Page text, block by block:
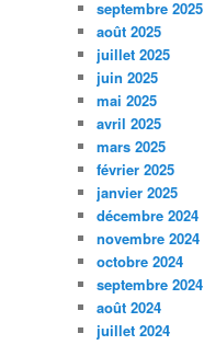
septembre 2025
août 2025
juillet 2025
juin 2025
mai 2025
avril 2025
mars 2025
février 2025
janvier 2025
décembre 2024
novembre 2024
octobre 2024
septembre 2024
août 2024
juillet 2024